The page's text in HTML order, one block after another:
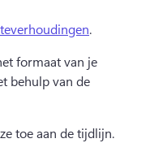
.
formaat van je
behulp van de
toe aan de tijdlijn.